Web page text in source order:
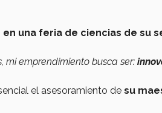
en una feria de ciencias de su
mi emprendimiento busca ser:
el asesoramiento de su